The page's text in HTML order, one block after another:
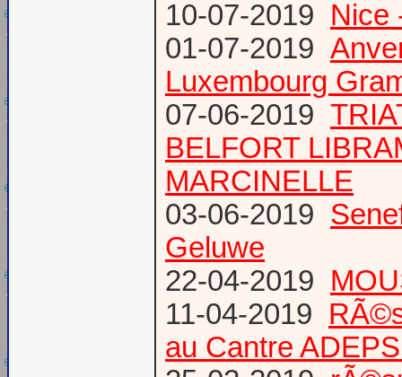
10-07-2019 Nice
01-07-2019
Luxembourg
07-06-2019
BELFORT
MARCINELLE
03-06-2019
Geluwe
22-04-2019
11-04-2019
au Cantre